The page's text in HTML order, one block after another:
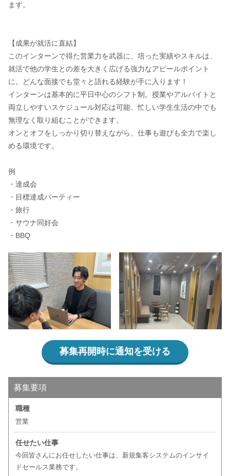
ます。
【成果が就活に直結】
このインターンで得た営業力を武器に、培った実績やスキルは、
就活で他の学生との差を大きく広げる強力なアピールポイント
に。どんな面接でも堂々と語れる経験が手に入ります！
インターンは基本的に平日中心のシフト制。授業やアルバイトと
両立しやすいスケジュール対応は可能、忙しい学生生活の中でも
無理なく取り組むことができます。
オンとオフをしっかり切り替えながら、仕事も遊びも全力で楽し
める環境です。
例
・達成会
・目標達成パーティー
・旅行
・サウナ同好会
・BBQ
募集再開時に通知を受ける
募集要項
職種
営業
任せたい仕事
今回皆さんにお任せしたい仕事は、新規集客システムのインサイ
ドセールス業務です。